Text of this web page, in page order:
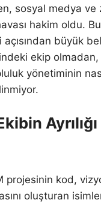
sosyal medya ve
hakim oldu.
açısından büyük
ekip
yönetiminin
projesinin kod,
oluşturan